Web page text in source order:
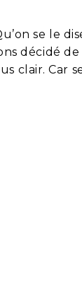
se le
décidé
clair. Car